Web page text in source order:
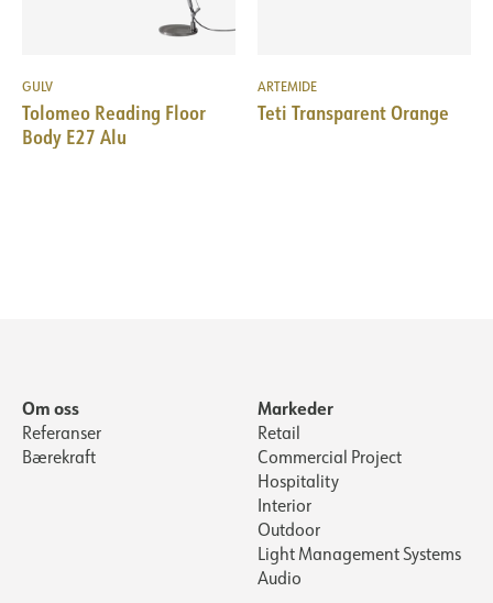
GULV
Tolomeo Reading Floor
Body E27 Alu
ARTEMIDE
Teti Transparent Orange
Om oss
Referanser
Bærekraft
Markeder
Retail
Commercial Project
Hospitality
Interior
Outdoor
Light Management Systems
Audio